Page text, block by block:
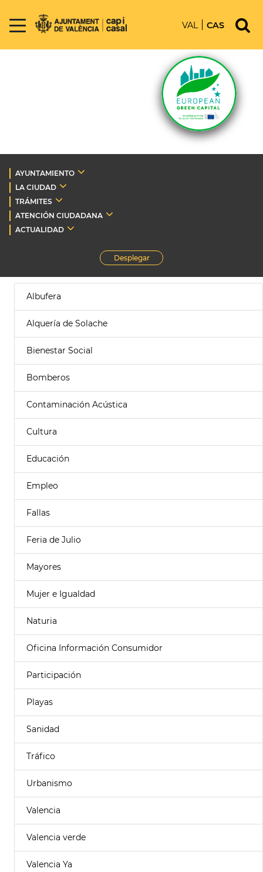
VAL CAS
AYUNTAMIENTO
LA CIUDAD
TRÁMITES
ATENCIÓN CIUDADANA
ACTUALIDAD
Desplegar
Albufera
Alquería de Solache
Bienestar Social
Bomberos
Contaminación Acústica
Cultura
Educación
Empleo
Fallas
Feria de Julio
Mayores
Mujer e Igualdad
Naturia
Oficina Información Consumidor
Participación
Playas
Sanidad
Tráfico
Urbanismo
Valencia
Valencia verde
Valencia Ya